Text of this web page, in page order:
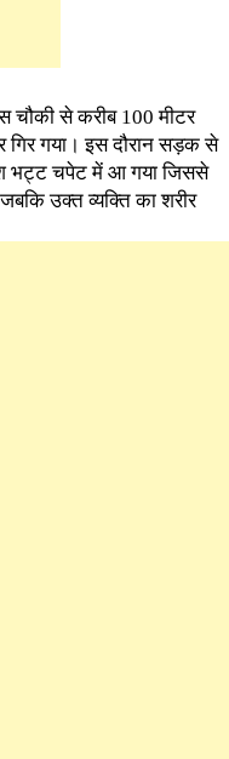
चौकी से करीब 100 मीटर
गया। इस दौरान सड़क से
भट्ट चपेट में आ गया जिससे
उक्त व्यक्ति का शरीर